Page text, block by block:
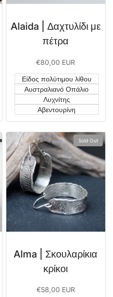
Alaida | Δαχτυλίδι με
πέτρα
Sale
price
€80,00 EUR
Είδος πολύτιμου λίθου
Αυστραλιανό Οπάλιο
Λυχνίτης
Αβεντουρίνη
Sold Out
Alma | Σκουλαρίκια
κρίκοι
Sale
€58,00 EUR